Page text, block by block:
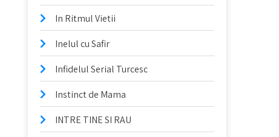
In Ritmul Vietii
Inelul cu Safir
Infidelul Serial Turcesc
Instinct de Mama
INTRE TINE SI RAU